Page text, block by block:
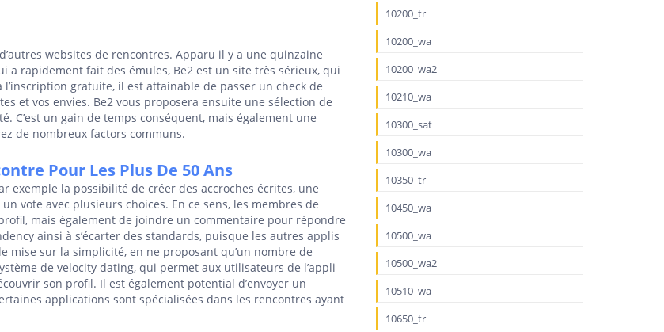
websites de rencontres. Apparu il y a une quinzaine
a rapidement fait des émules, Be2 est un site très sérieux, qui
gratuite, il est attainable de passer un check de
et vos envies. Be2 vous proposera ensuite une sélection de
C’est un gain de temps conséquent, mais également une
de nombreux factors communs.
Pour Les Plus De 50 Ans
exemple la possibilité de créer des accroches écrites, une
vote avec plusieurs choices. En ce sens, les membres de
mais également de joindre un commentaire pour répondre
ainsi à s’écarter des standards, puisque les autres applis
mise sur la simplicité, en ne proposant qu’un nombre de
de velocity dating, qui permet aux utilisateurs de l’appli
son profil. Il est également potential d’envoyer un
applications sont spécialisées dans les rencontres ayant
10200_tr
10200_wa
10200_wa2
10210_wa
10300_sat
10300_wa
10350_tr
10450_wa
10500_wa
10500_wa2
10510_wa
10650_tr